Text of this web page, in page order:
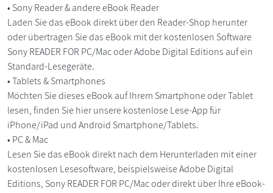
• Sony Reader & andere eBook Reader
Laden Sie das eBook direkt über den Reader-Shop herunter
oder übertragen Sie das eBook mit der kostenlosen Software
Sony READER FOR PC/Mac oder Adobe Digital Editions auf ein
Standard-Lesegeräte.
• Tablets & Smartphones
Möchten Sie dieses eBook auf Ihrem Smartphone oder Tablet
lesen, finden Sie hier unsere kostenlose Lese-App für
iPhone/iPad und Android Smartphone/Tablets.
• PC & Mac
Lesen Sie das eBook direkt nach dem Herunterladen mit einer
kostenlosen Lesesoftware, beispielsweise Adobe Digital
Editions, Sony READER FOR PC/Mac oder direkt über Ihre eBook-